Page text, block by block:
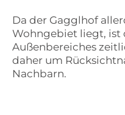
Da der Gagglhof
Wohngebiet liegt, ist
Außenbereiches
daher um
Nachbarn.